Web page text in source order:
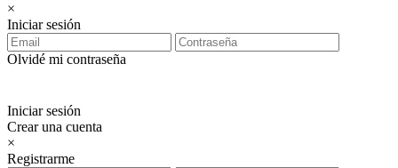
×
Iniciar sesión
Olvidé mi contraseña
Iniciar sesión
Crear una cuenta
×
Registrarme